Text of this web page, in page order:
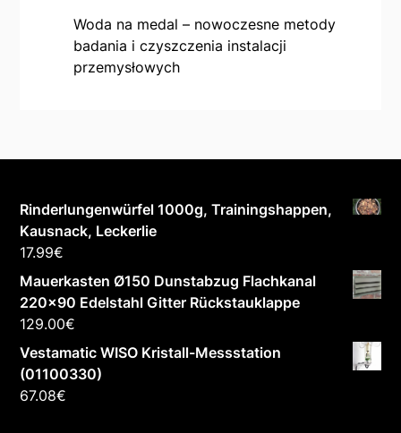
Woda na medal – nowoczesne metody
badania i czyszczenia instalacji
przemysłowych
Rinderlungenwürfel 1000g, Trainingshappen,
Kausnack, Leckerlie
17.99€
Mauerkasten Ø150 Dunstabzug Flachkanal
220x90 Edelstahl Gitter Rückstauklappe
129.00€
Vestamatic WISO Kristall-Messstation
(01100330)
67.08€